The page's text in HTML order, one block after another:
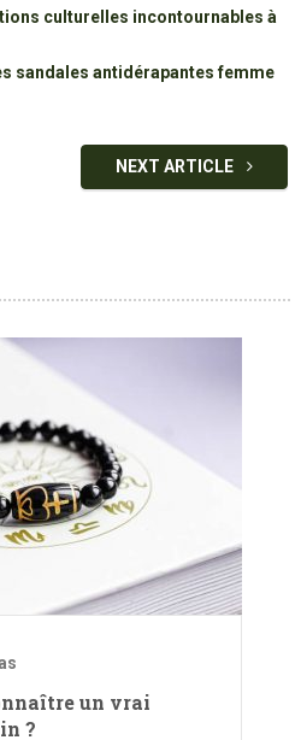
culturelles incontournables à
sandales antidérapantes femme
NEXT ARTICLE
un vrai
?